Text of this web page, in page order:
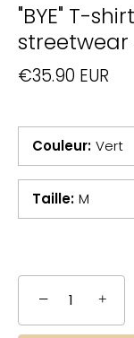
"BYE" T-
streetwear
€35.90 EUR
Couleur: Vert
Taille: M
− +